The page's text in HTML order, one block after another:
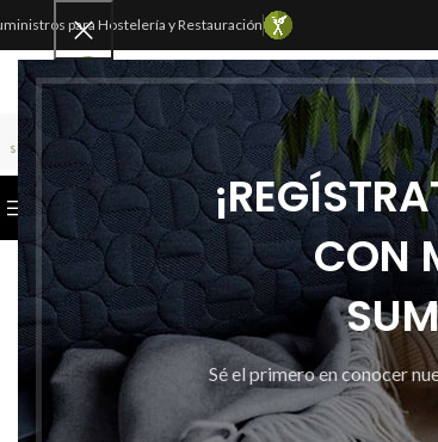
CON
Sé el primero en conocer
para Hostelería y Restauración
SELECCIONAR CATEGORÍA
CATEGORÍAS INICIOTIENDA